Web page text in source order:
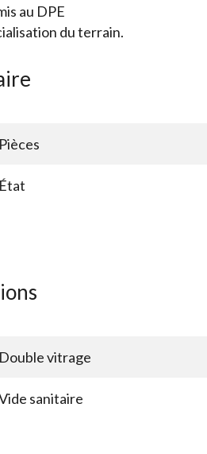
au DPE
du terrain.
Pièces
État
Double vitrage
sanitaire